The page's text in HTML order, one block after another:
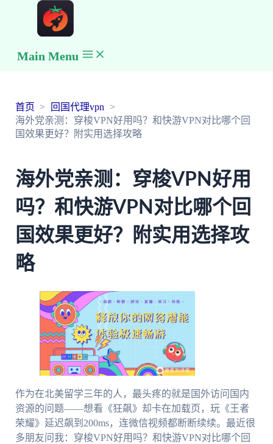
Main Menu
首页
回国代理vpn
海外党亲测：穿梭VPN好用吗？和快游VPN对比哪个回
国效果更好？附实用选择攻略
海外党亲测：穿梭VPN好用
吗？和快游VPN对比哪个回
国效果更好？附实用选择攻
略
作为在北美留学三年的人，最头疼的就是国外访问国内
资源的问题——想看《狂飙》却卡在加载页，玩《王者
荣耀》延迟飙到200ms，连微信视频都断断续续。最近很
多朋友问我：穿梭VPN好用吗？和快游VPN对比哪个回